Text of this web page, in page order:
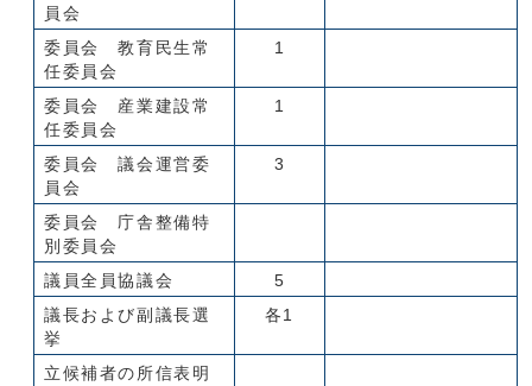
員会
委員会 教育民生常
任委員会
1
委員会 産業建設常
任委員会
1
委員会 議会運営委
員会
3
委員会 庁舎整備特
別委員会
議員全員協議会
5
議長および副議長選
挙
各1
立候補者の所信表明